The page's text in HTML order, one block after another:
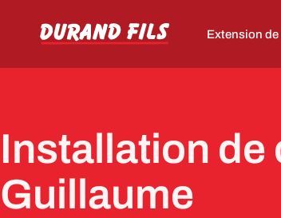
Extension de
Installation de
Guillaume